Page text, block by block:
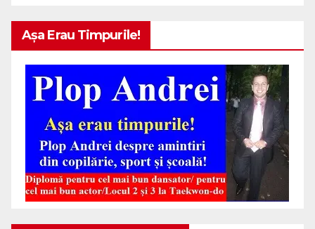
Așa Erau Timpurile!